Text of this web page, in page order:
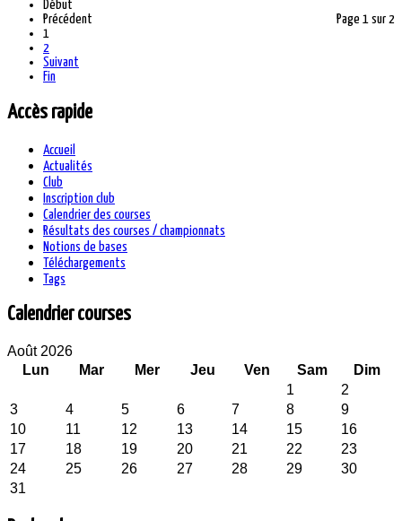
Page 1 sur 2
Début
Précédent
1
2
Suivant
Fin
Accès rapide
Accueil
Actualités
Club
Inscription club
Calendrier des courses
Résultats des courses / championnats
Notions de bases
Téléchargements
Tags
Calendrier courses
Août 2026
Lun
Mar Mer Jeu Ven Sam
Dim
1
2
3
4 5 6 7 8
9
10
11 12 13 14 15
16
17
18 19 20 21 22
23
24
25 26 27 28 29
30
31